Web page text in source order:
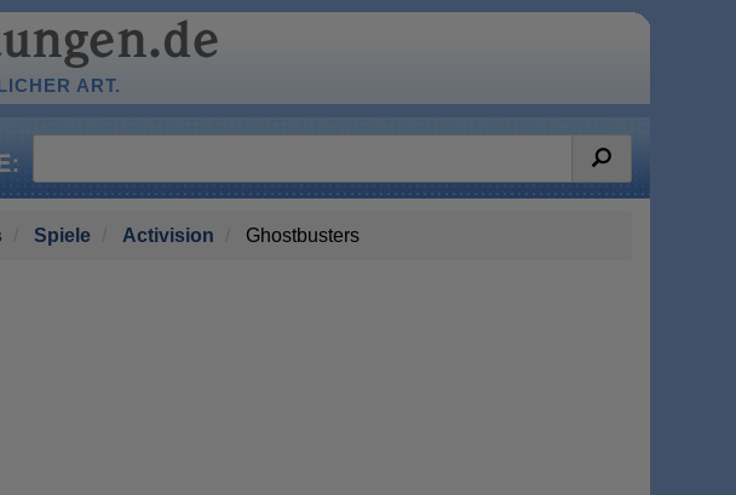
ART.
Spiele Activision Ghostbusters